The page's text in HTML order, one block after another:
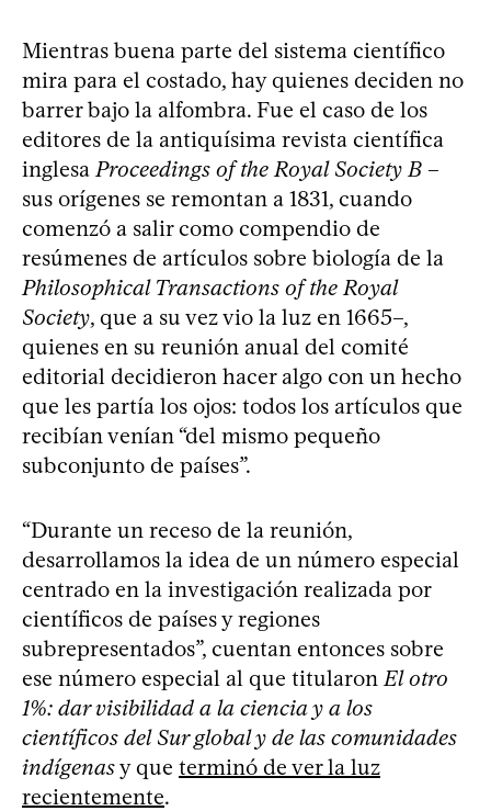
Mientras buena parte del sistema científico
mira para el costado, hay quienes deciden no
barrer bajo la alfombra. Fue el caso de los
editores de la antiquísima revista científica
inglesa Proceedings of the Royal Society B –
sus orígenes se remontan a 1831, cuando
comenzó a salir como compendio de
resúmenes de artículos sobre biología de la
Philosophical Transactions of the Royal
Society, que a su vez vio la luz en 1665–,
quienes en su reunión anual del comité
editorial decidieron hacer algo con un hecho
que les partía los ojos: todos los artículos que
recibían venían “del mismo pequeño
subconjunto de países”.
“Durante un receso de la reunión,
desarrollamos la idea de un número especial
centrado en la investigación realizada por
científicos de países y regiones
subrepresentados”, cuentan entonces sobre
ese número especial al que titularon El otro
1%: dar visibilidad a la ciencia y a los
científicos del Sur global y de las comunidades
indígenasy que terminó de ver la luz
recientemente.